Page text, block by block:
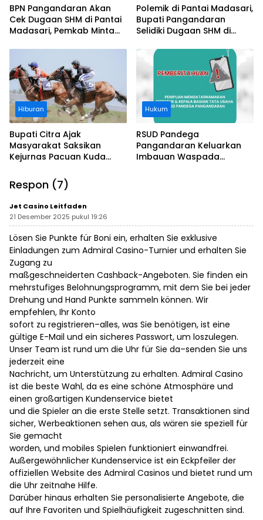
BPN Pangandaran Akan
Cek Dugaan SHM di Pantai
Madasari, Pemkab Minta
Polemik di Pantai Madasari,
Bupati Pangandaran
Selidiki Dugaan SHM di
Pantai
Hiburan
Bupati Citra Ajak
Masyarakat Saksikan
Kejurnas Pacuan Kuda
Legokjawa
Hukum
RSUD Pandega
Pangandaran Keluarkan
Imbauan Waspada
Respon (7)
Jet Casino Leitfaden
21 Desember 2025 pukul 19:26
Lösen Sie Punkte für Boni ein, erhalten Sie exklusive
Einladungen zum Admiral Casino-Turnier und erhalten Sie
Zugang zu
maßgeschneiderten Cashback-Angeboten. Sie finden ein
mehrstufiges Belohnungsprogramm, mit dem Sie bei jeder
Drehung und Hand Punkte sammeln können. Wir
empfehlen, Ihr Konto
sofort zu registrieren–alles, was Sie benötigen, ist eine
gültige E-Mail und ein sicheres Passwort, um loszulegen.
Unser Team ist rund um die Uhr für Sie da–senden Sie uns
jederzeit eine
Nachricht, um Unterstützung zu erhalten. Admiral Casino
ist die beste Wahl, da es eine schöne Atmosphäre und
einen großartigen Kundenservice bietet
und die Spieler an die erste Stelle setzt. Transaktionen sind
sicher, Werbeaktionen sehen aus, als wären sie speziell für
Sie gemacht
worden, und mobiles Spielen funktioniert einwandfrei.
Außergewöhnlicher Kundenservice ist ein Eckpfeiler der
offiziellen Website des Admiral Casinos und bietet rund um
die Uhr zeitnahe Hilfe.
Darüber hinaus erhalten Sie personalisierte Angebote, die
auf Ihre Favoriten und Spielhäufigkeit zugeschnitten sind.